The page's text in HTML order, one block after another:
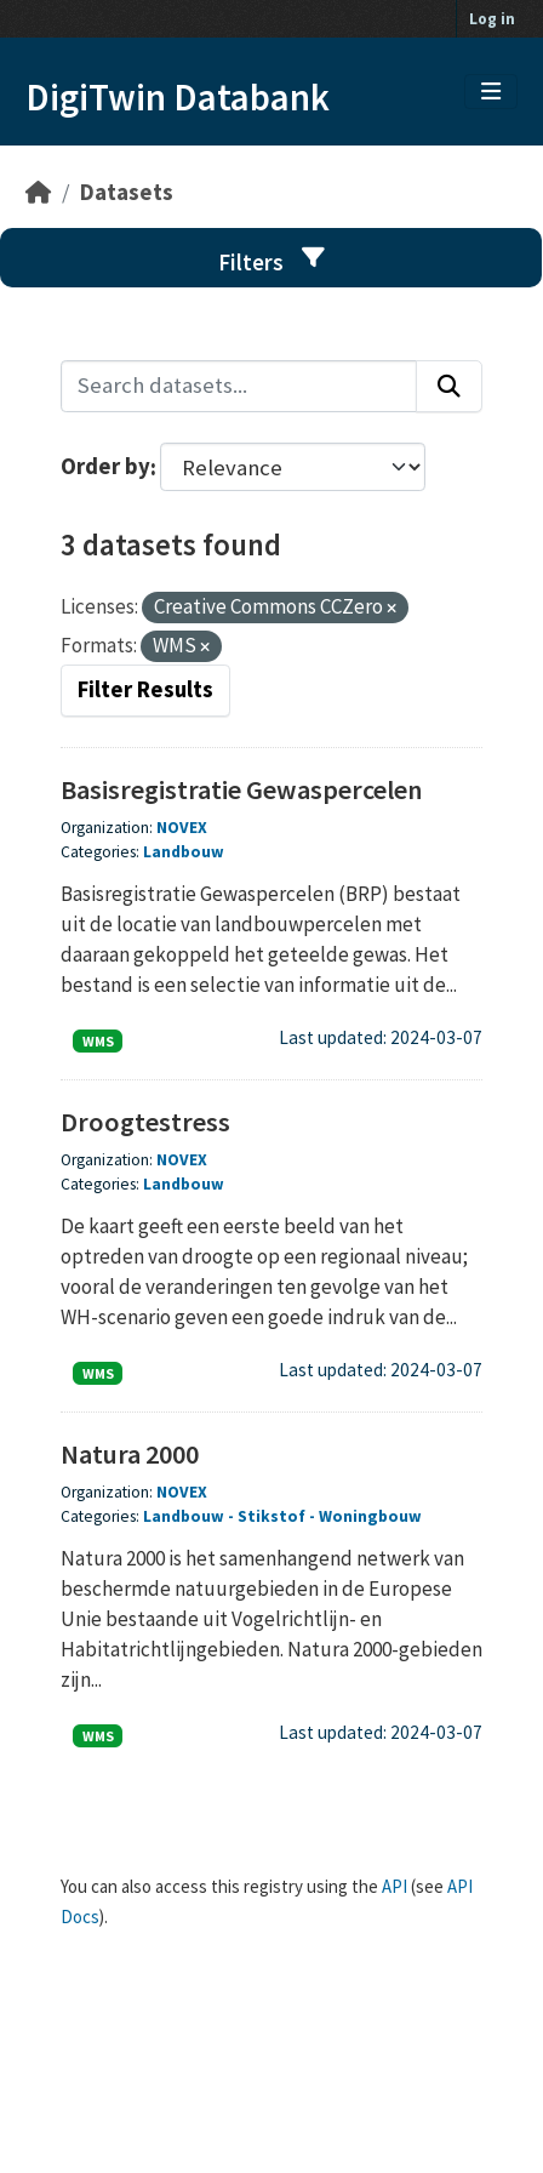
Log in
DigiTwin Databank
Datasets
Filters
Order by
3 datasets found
Licenses:
Creative Commons CCZero
Formats:
WMS
Filter Results
Basisregistratie Gewaspercelen
Organization: NOVEX
Categories: Landbouw
Basisregistratie Gewaspercelen (BRP) bestaat
uit de locatie van landbouwpercelen met
daaraan gekoppeld het geteelde gewas. Het
bestand is een selectie van informatie uit de...
WMS Last updated: 2024-03-07
Droogtestress
Organization: NOVEX
Categories: Landbouw
De kaart geeft een eerste beeld van het
optreden van droogte op een regionaal niveau;
vooral de veranderingen ten gevolge van het
WH-scenario geven een goede indruk van de...
WMS Last updated: 2024-03-07
Natura 2000
Organization: NOVEX
Categories: Landbouw Stikstof Woningbouw
Natura 2000 is het samenhangend netwerk van
beschermde natuurgebieden in de Europese
Unie bestaande uit Vogelrichtlijn- en
Habitatrichtlijngebieden. Natura 2000-gebieden
zijn...
WMS Last updated: 2024-03-07
You can also access this registry using the API (see API
Docs).